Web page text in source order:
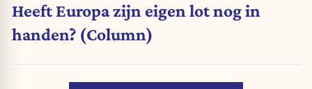
Heeft Europa zijn eigen lot nog in
handen? (Column)